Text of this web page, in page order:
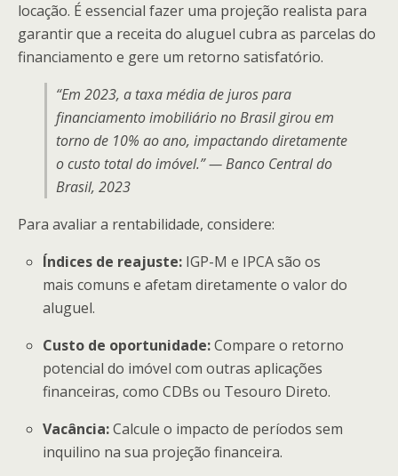
locação. É essencial fazer uma projeção realista para
garantir que a receita do aluguel cubra as parcelas do
financiamento e gere um retorno satisfatório.
“Em 2023, a taxa média de juros para
financiamento imobiliário no Brasil girou em
torno de 10% ao ano, impactando diretamente
o custo total do imóvel.” — Banco Central do
Brasil, 2023
Para avaliar a rentabilidade, considere:
Índices de reajuste: IGP-M e IPCA são os
mais comuns e afetam diretamente o valor do
aluguel.
Custo de oportunidade:Compare o retorno
potencial do imóvel com outras aplicações
financeiras, como CDBs ou Tesouro Direto.
Vacância:Calcule o impacto de períodos sem
inquilino na sua projeção financeira.